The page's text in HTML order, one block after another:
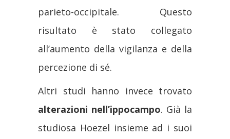
parieto-occipitale. Questo
risultato è stato collegato
all’aumento della vigilanza e della
percezione di sé.
Altri studi hanno invece trovato
alterazioni nell’ippocampo. Già la
studiosa Hoezel insieme ad i suoi